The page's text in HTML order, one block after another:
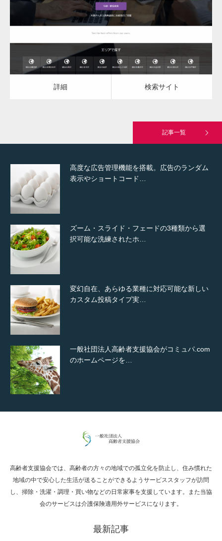
詳細 検索サイト
詳細 検索サイト
記事一覧
Hello world!
高度な広告管理機能を搭載。広告のランダム
表示やショートコード…
ズーム・スライド・フェードの3種類から選
択可能な洗練されたホ…
変幻自在、あらゆる業種に対応可能な新しい
カスタム投稿タイプ実…
一般社団法人高齢者支援協会がコミュパ.com
のホームページを…
通常投稿
Hello world!
究極的に実用性を重視した「フッターバー」
高齢者支援協会では、高齢者の方々の地域での孤立化を防止し、住み慣れた
地域の中で安心した生活が送ることができるようサービススタッフが訪問
し、掃除・洗濯・調理・買い物などの日常家事を支援しています。また当協
会のサービスは介護保険適用外サービスになります。
最新記事